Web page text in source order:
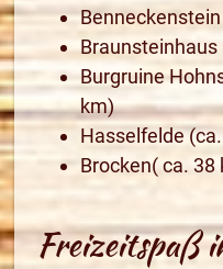
Braunsteinhaus
Burgruine
km)
Hasselfelde
Brocken( ca. 38
Freizeitspaß